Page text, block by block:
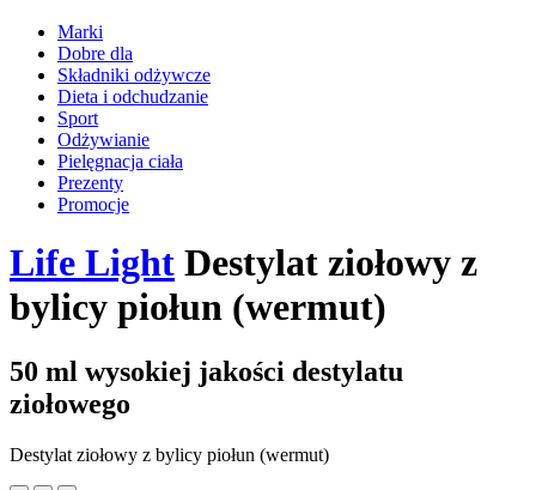
Marki
Dobre dla
Składniki odżywcze
Dieta i odchudzanie
Sport
Odżywianie
Pielęgnacja ciała
Prezenty
Promocje
Life Light Destylat ziołowy z
bylicy piołun (wermut)
50 ml wysokiej jakości destylatu
ziołowego
Destylat ziołowy z bylicy piołun (wermut)